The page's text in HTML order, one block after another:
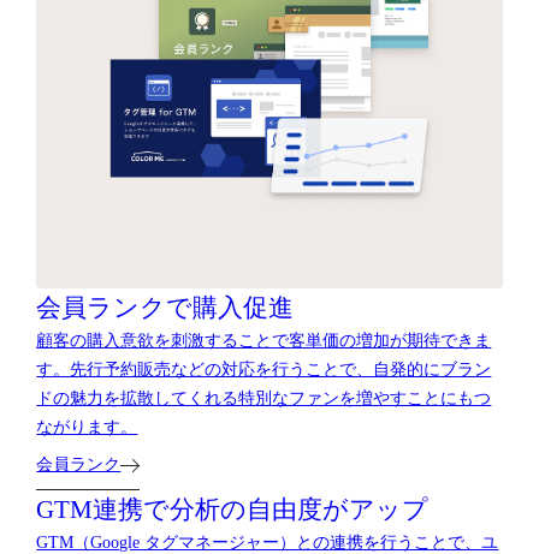
会員ランクで購入促進
顧客の購入意欲を刺激することで客単価の増加が期待できま
す。先行予約販売などの対応を行うことで、自発的にブラン
ドの魅力を拡散してくれる特別なファンを増やすことにもつ
ながります。
会員ランク
GTM連携で分析の自由度がアップ
GTM（Google タグマネージャー）との連携を行うことで、ユ